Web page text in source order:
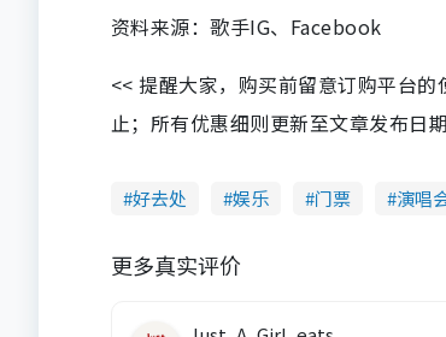
资料来源：歌手IG、Facebook
<< 提醒大家，购买前留意订购平台
止；所有优惠细则更新至文章发布
好去处 娱乐 门票 演唱
更多真实评价